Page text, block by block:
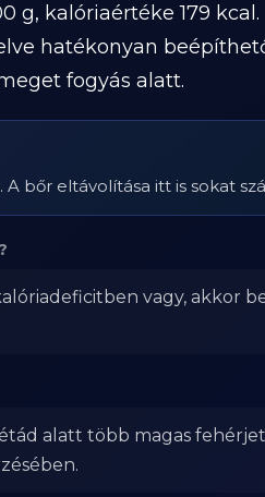
g, kalóriaértéke 179 kcal.
hatékonyan
fogyás alatt.
bőr eltávolítása itt is sokat
vagy, akkor
alatt több magas